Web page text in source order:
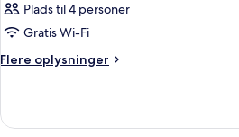
Plads til 4 personer
Gratis Wi-Fi
Flere oplysninger
Flere